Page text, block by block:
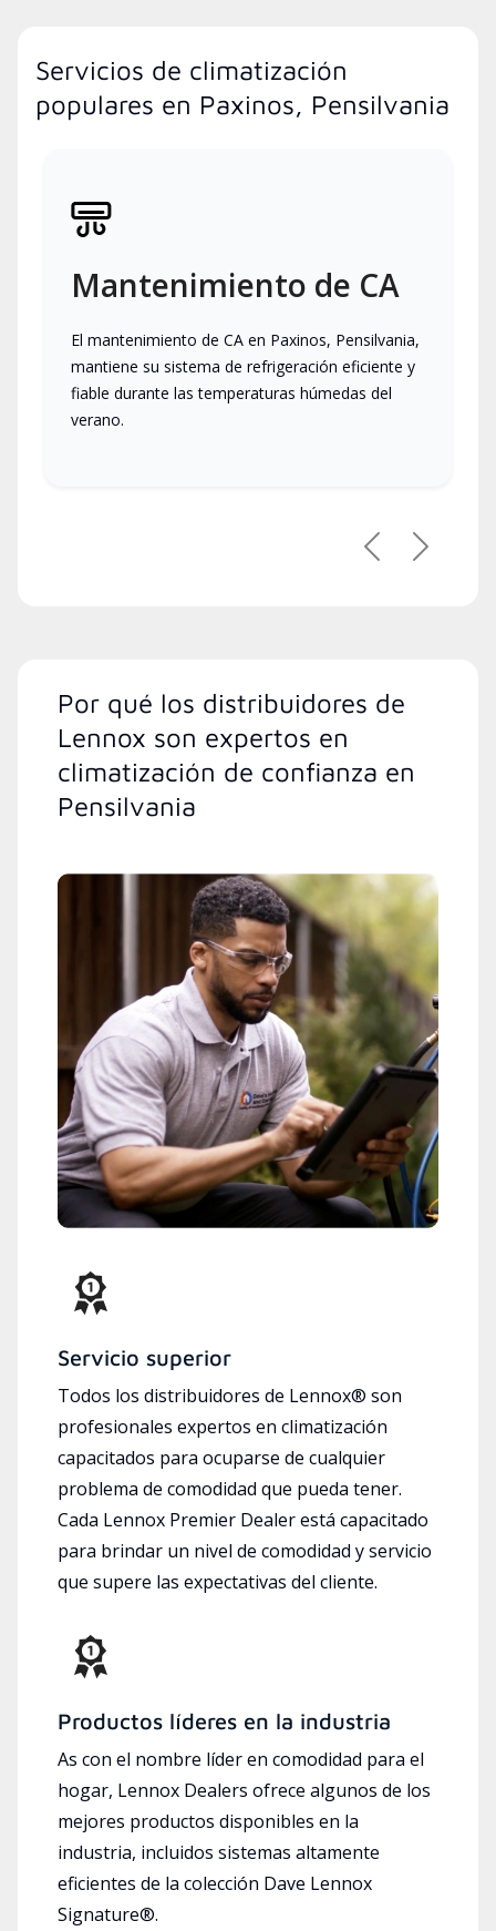
Servicios de climatización
populares en Paxinos, Pensilvania
Mantenimiento de CA
El mantenimiento de CA en Paxinos, Pensilvania,
mantiene su sistema de refrigeración eficiente y
fiable durante las temperaturas húmedas del
verano.
PreviousNext
Por qué los distribuidores de
Lennox son expertos en
climatización de confianza en
Pensilvania
Servicio superior
Todos los distribuidores de Lennox® son
profesionales expertos en climatización
capacitados para ocuparse de cualquier
problema de comodidad que pueda tener.
Cada Lennox Premier Dealer está capacitado
para brindar un nivel de comodidad y servicio
que supere las expectativas del cliente.
Productos líderes en la industria
As con el nombre líder en comodidad para el
hogar, Lennox Dealers ofrece algunos de los
mejores productos disponibles en la
industria, incluidos sistemas altamente
eficientes de la colección Dave Lennox
Signature®.